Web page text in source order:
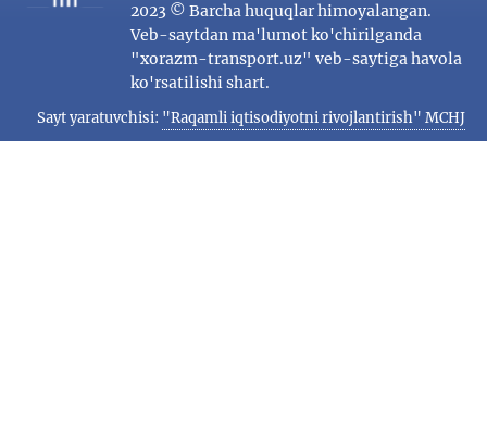
2023 © Barcha huquqlar himoyalangan.
Veb-saytdan ma'lumot ko'chirilganda
"xorazm-transport.uz" veb-saytiga havola
ko'rsatilishi shart.
Sayt yaratuvchisi: "Raqamli iqtisodiyotni rivojlantirish" MCHJ